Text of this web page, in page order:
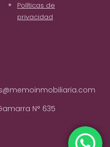
Políticas de
privacidad
N° 635